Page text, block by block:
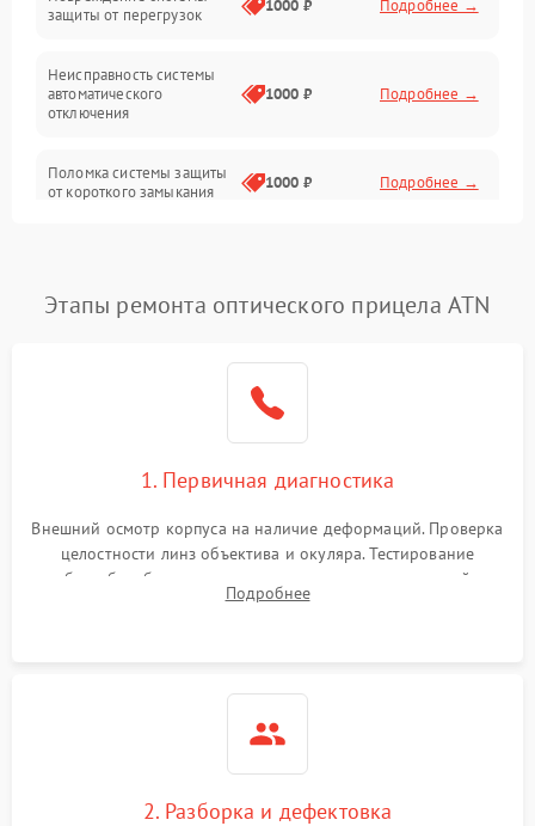
Электропитание
Механика
Корпус/Герметичность
защиты от перегрузок
1000 ₽ Подробнее →
Неисправность системы
автоматического
отключения
1000 ₽ Подробнее →
Поломка системы защиты
от короткого замыкания
1000 ₽ Подробнее →
1000 ₽
защиты от перегрева
Поломка системы защиты
1000 ₽
Этапы ремонта оптического прицела ATN
1. Первичная диагностика
Внешний осмотр корпуса на наличие деформаций. Проверка
целостности линз объектива и окуляра. Тестирование
работы барабанчиков ввода поправок, кольца отстройки
параллакса и зума. Выявление сколов, внутренних
Подробнее
2. Разборка и дефектовка